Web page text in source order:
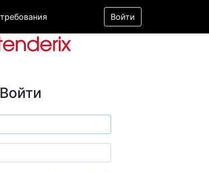
Войти
Войти